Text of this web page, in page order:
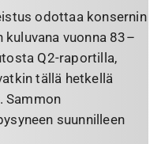
odottaa konsernin
vuonna 83–
Q2-raportilla,
tällä hetkellä
Sammon
suunnilleen